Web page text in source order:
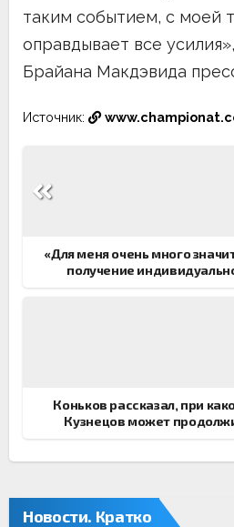
таким событием, с моей
оправдывает все
Брайана Макдэвида
Источник:
по
«Для меня очень много
получение
Коньков рассказал, при
Кузнецов может
Новости. Кратко